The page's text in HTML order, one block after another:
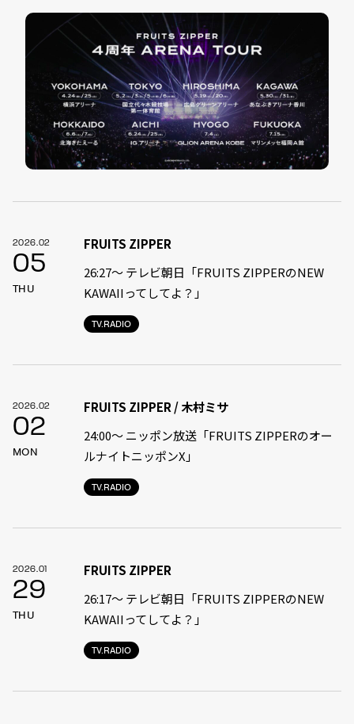
2026.02
05
THU
TV.RADIO
FRUITS ZIPPER
26:27～ テレビ朝日「FRUITS ZIPPERのNEW
KAWAIIってしてよ？」
2026.02
02
MON
TV.RADIO
FRUITS ZIPPER / 木村ミサ
24:00〜 ニッポン放送「FRUITS ZIPPERのオー
ルナイトニッポンX」
2026.01
29
THU
TV.RADIO
FRUITS ZIPPER
26:17～ テレビ朝日「FRUITS ZIPPERのNEW
KAWAIIってしてよ？」